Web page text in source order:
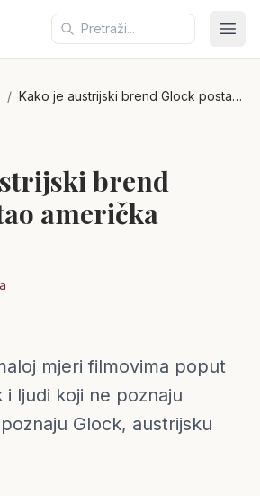
/ Kako je austrijski brend Glock postao američka snaga?
brend
američka
mjeri filmovima poput
i ljudi koji ne poznaju
Glock, austrijsku